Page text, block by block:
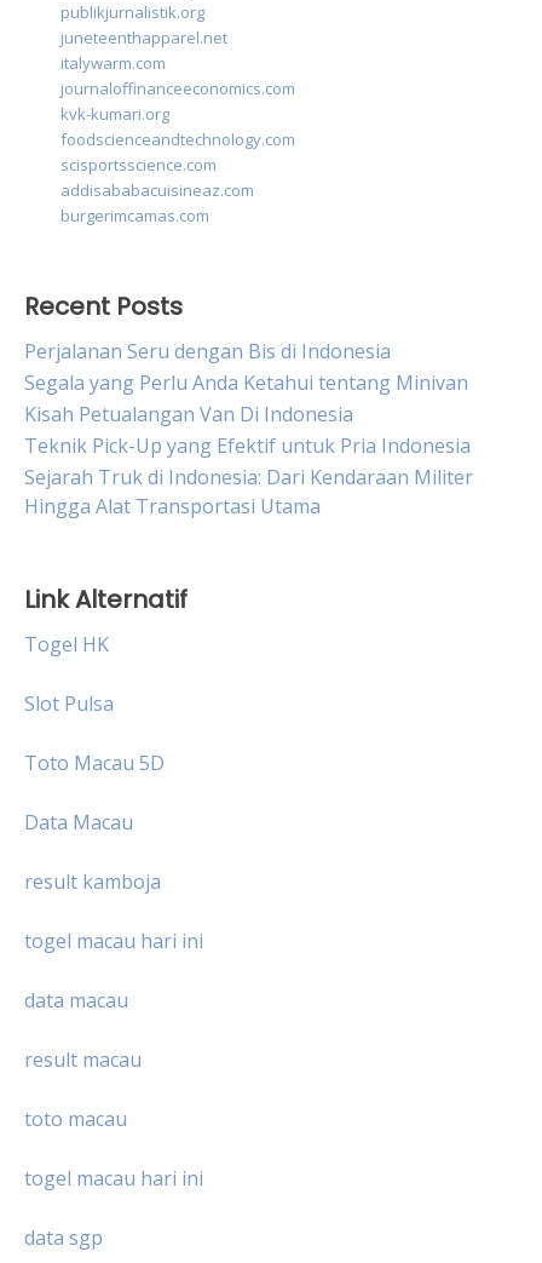
publikjurnalistik.org
juneteenthapparel.net
italywarm.com
journaloffinanceeconomics.com
kvk-kumari.org
foodscienceandtechnology.com
scisportsscience.com
addisababacuisineaz.com
burgerimcamas.com
Recent Posts
Perjalanan Seru dengan Bis di Indonesia
Segala yang Perlu Anda Ketahui tentang Minivan
Kisah Petualangan Van Di Indonesia
Teknik Pick-Up yang Efektif untuk Pria Indonesia
Sejarah Truk di Indonesia: Dari Kendaraan Militer
Hingga Alat Transportasi Utama
Link Alternatif
Togel HK
Slot Pulsa
Toto Macau 5D
Data Macau
result kamboja
togel macau hari ini
data macau
result macau
toto macau
togel macau hari ini
data sgp